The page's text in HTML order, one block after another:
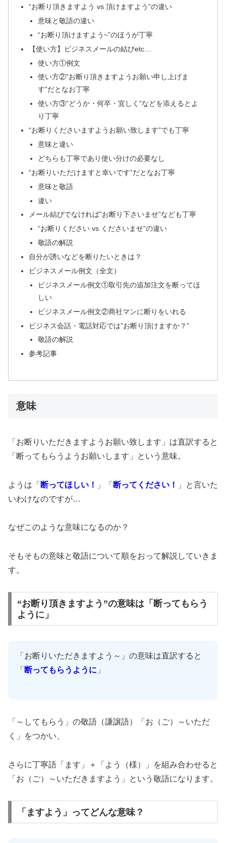
“お断り頂きますよう vs 頂けますよう”の違い
意味と敬語の違い
“お断り頂けますよう~”のほうが丁寧
【使い方】ビジネスメールの結びetc…
使い方①例文
使い方②”お断り頂きますようお願い申し上げま
す”だとなお丁寧
使い方③”どうか・何卒・宜しく”などを添えるとよ
り丁寧
“お断りくださいますようお願い致します”でも丁寧
意味と違い
どちらも丁寧であり使い分けの必要なし
“お断りいただけますと幸いです”だとなお丁寧
意味と敬語
違い
メール結びでなければ”お断り下さいませ”なども丁寧
“お断りください vs くださいませ”の違い
敬語の解説
自分が誘いなどを断りたいときは？
ビジネスメール例文（全文）
ビジネスメール例文①取引先の追加注文を断ってほ
しい
ビジネスメール例文②商社マンに断りをいれる
ビジネス会話・電話対応では”お断り頂けますか？”
敬語の解説
参考記事
意味
「お断りいただきますようお願い致します」は直訳すると
「断ってもらうようお願いします」という意味。
ようは「 断ってほしい！ 」「 断ってください！
」と言いた
いわけなのですが…
なぜこのような意味になるのか？
そもそもの意味と敬語について順をおって解説していきま
す。
“お断り頂きますよう”の意味は「断ってもらう
ように」
「お断りいただきますよう～」の意味は直訳すると
「 断ってもらうように 」
「～してもらう」の敬語（謙譲語）「お（ご）～いただ
く」をつかい、
さらに丁寧語「ます」＋「よう（様）」を組み合わせると
「お（ご）～いただきますよう」という敬語になります。
「ますよう」ってどんな意味？